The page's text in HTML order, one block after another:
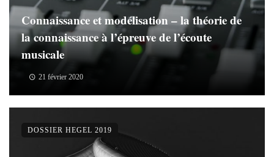
Connaissance et modélisation – la théorie de
la connaissance à l’épreuve de l’écoute
musicale
21 février 2020
DOSSIER HEGEL 2019